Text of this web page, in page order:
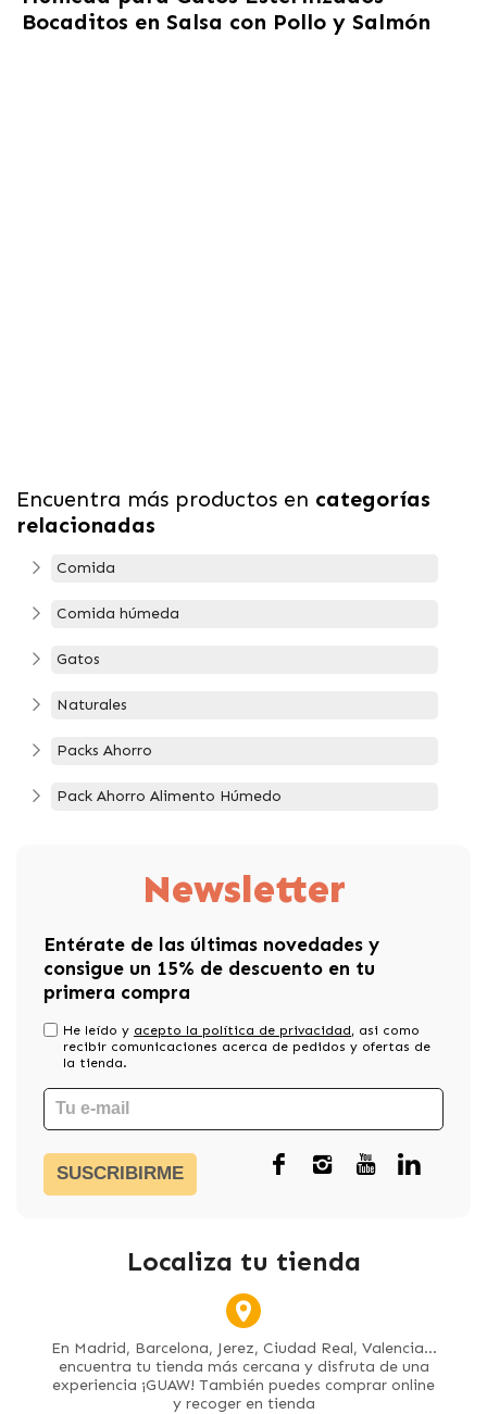
Bocaditos en Salsa con Pollo y Salmón
Encuentra más productos en categorías
relacionadas
Comida
Comida húmeda
Gatos
Naturales
Packs Ahorro
Pack Ahorro Alimento Húmedo
Newsletter
Entérate de las últimas novedades y
consigue un 15% de descuento en tu
primera compra
He leído y acepto la política de privacidad, asi como
recibir comunicaciones acerca de pedidos y ofertas de
la tienda.
SUSCRIBIRME
Localiza tu tienda
En Madrid, Barcelona, Jerez, Ciudad Real, Valencia...
encuentra tu tienda más cercana y disfruta de una
experiencia ¡GUAW! También puedes comprar online
y recoger en tienda